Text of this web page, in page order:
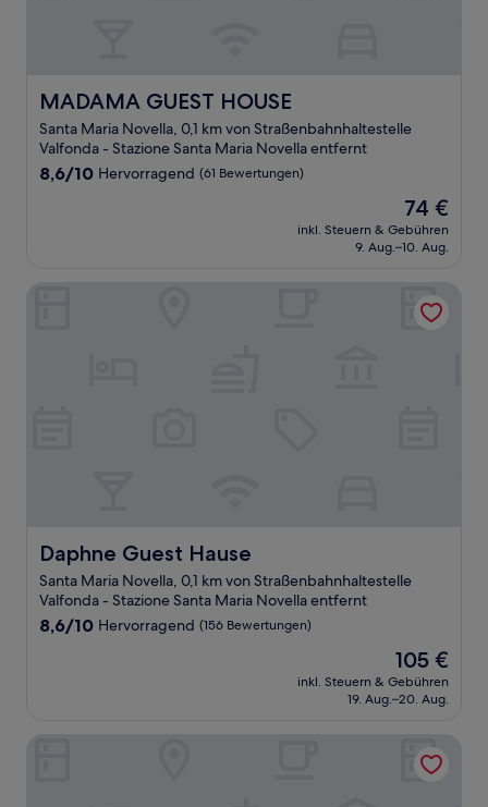
MADAMA GUEST HOUSE
MADAMA GUEST HOUSE
Santa Maria Novella, 0,1 km von Straßenbahnhaltestelle
Valfonda - Stazione Santa Maria Novella entfernt
8.6
8,6/10 Hervorragend (61 Bewertungen)
Der
Preis
beträgt
74 €
inkl. Steuern & Gebühren
9. Aug.–10. Aug.
Daphne Guest Hause
Daphne Guest Hause
Santa Maria Novella, 0,1 km von Straßenbahnhaltestelle
Valfonda - Stazione Santa Maria Novella entfernt
8.6
8,6/10 Hervorragend (156 Bewertungen)
Der
Preis
beträgt
105 €
inkl. Steuern & Gebühren
19. Aug.–20. Aug.